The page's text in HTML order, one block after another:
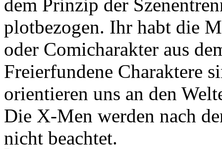
dem Prinzip der
plotbezogen. Ihr habt die
oder Comicharakter aus
Freierfundene Charaktere
orientieren uns an den
Die X-Men werden nach
nicht beachtet.